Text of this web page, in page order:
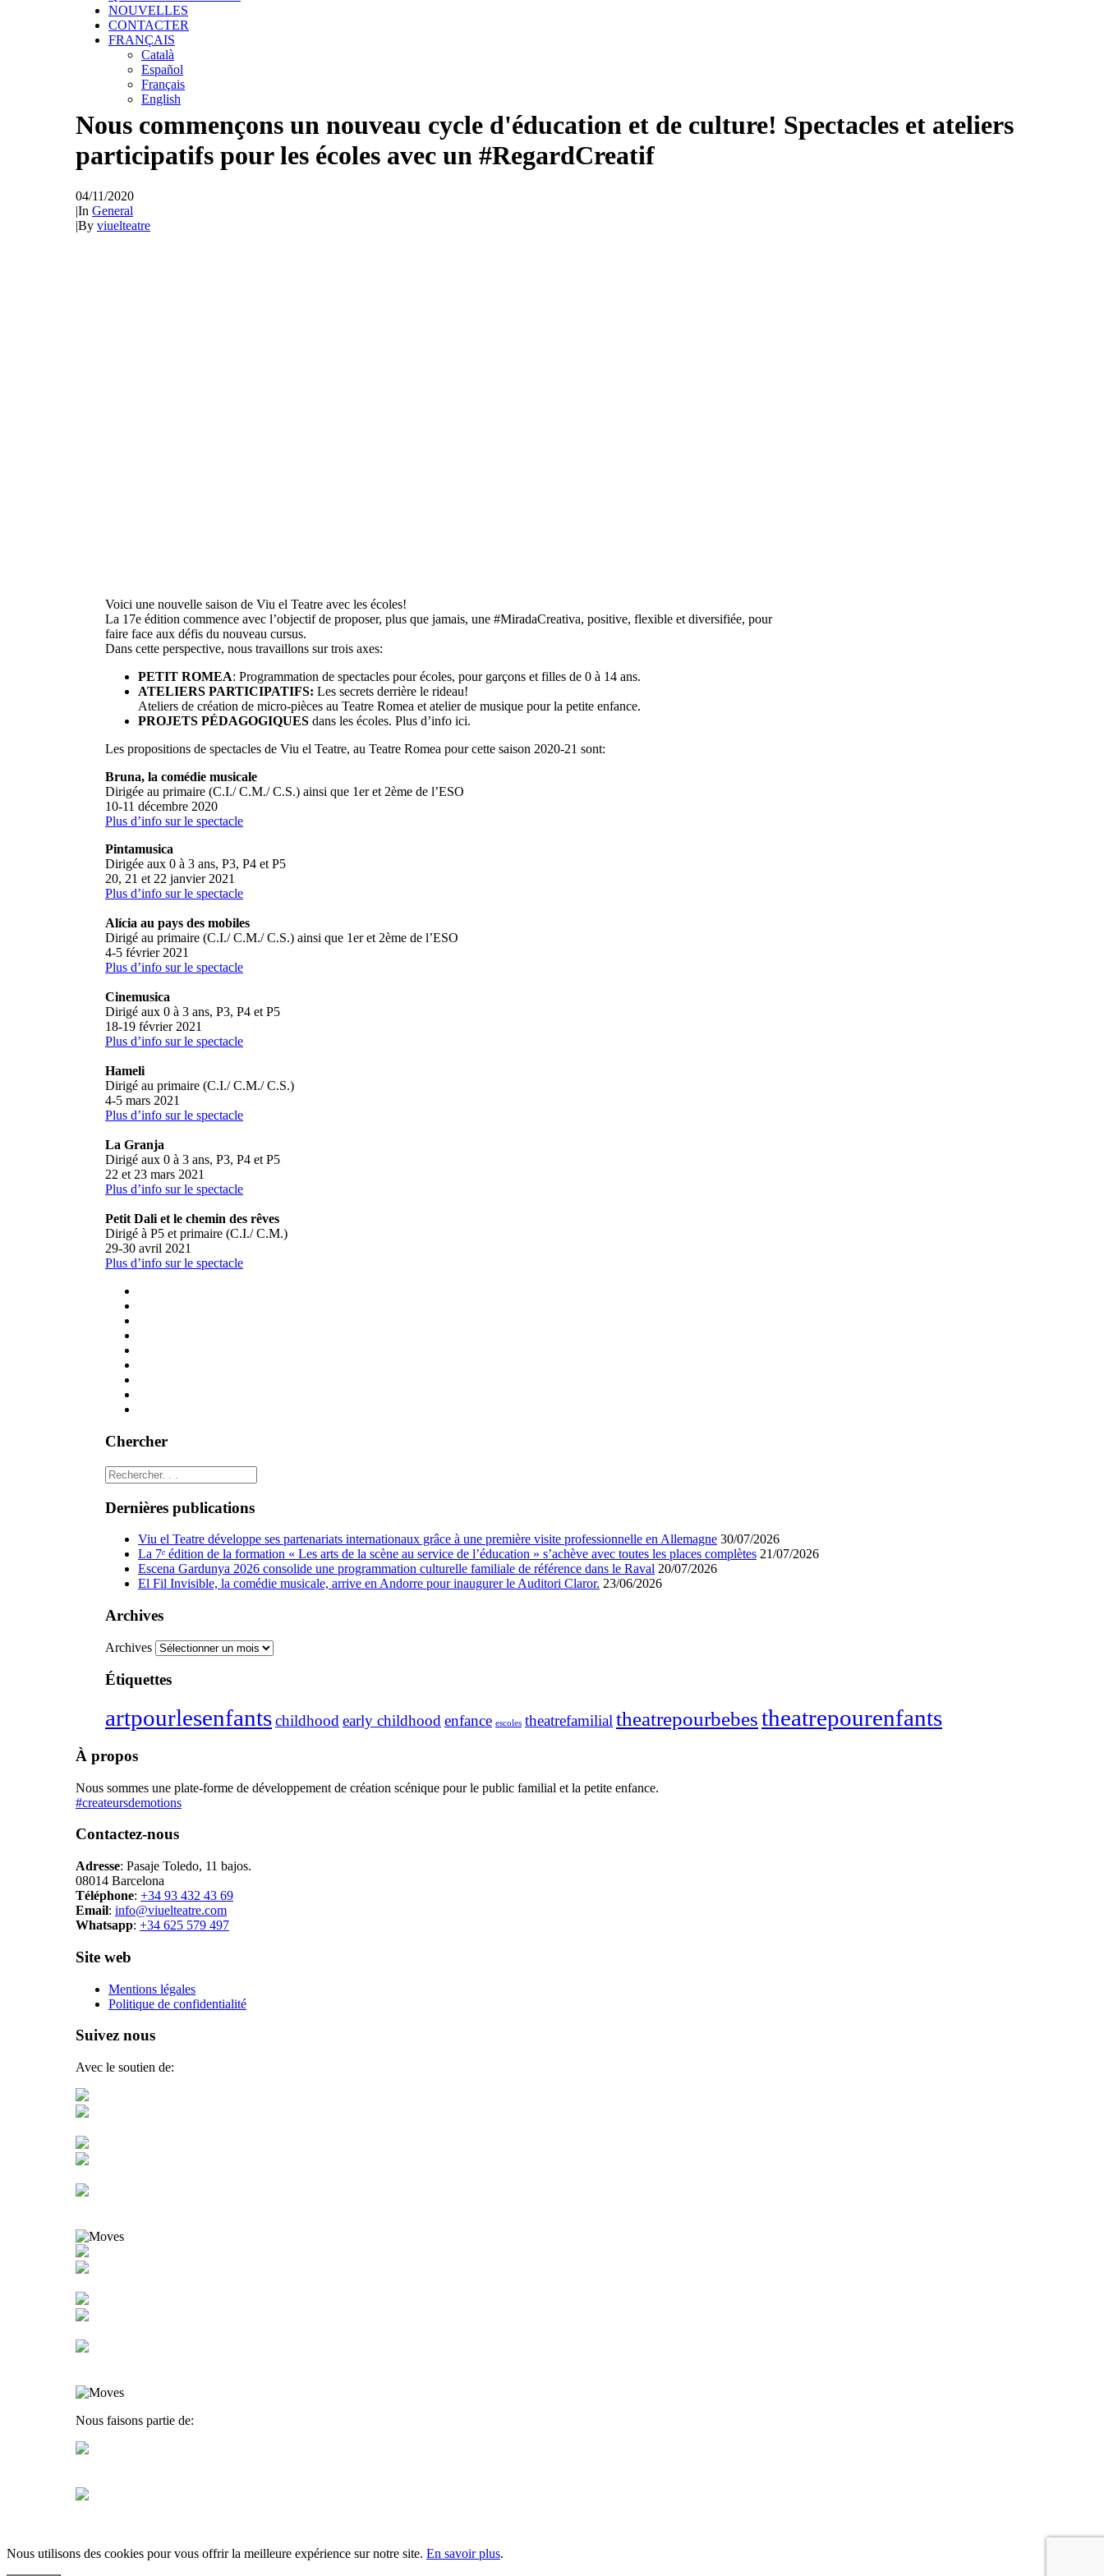
NOUVELLES
CONTACTER
FRANÇAIS
Català
Español
Français
English
Nous commençons un nouveau cycle d'éducation et de culture! Spectacles et ateliers
participatifs pour les écoles avec un #RegardCreatif
04/11/2020
|In General
|By viuelteatre
Voici une nouvelle saison de Viu el Teatre avec les écoles!
La 17e édition commence avec l’objectif de proposer, plus que jamais, une #MiradaCreativa, positive, flexible et diversifiée, pour
faire face aux défis du nouveau cursus.
Dans cette perspective, nous travaillons sur trois axes:
PETIT ROMEA: Programmation de spectacles pour écoles, pour garçons et filles de 0 à 14 ans.
ATELIERS PARTICIPATIFS: Les secrets derrière le rideau!
Ateliers de création de micro-pièces au Teatre Romea et atelier de musique pour la petite enfance.
PROJETS PÉDAGOGIQUES dans les écoles. Plus d’info ici.
Les propositions de spectacles de Viu el Teatre, au Teatre Romea pour cette saison 2020-21 sont:
Bruna, la comédie musicale
Dirigée au primaire (C.I./ C.M./ C.S.) ainsi que 1er et 2ème de l’ESO
10-11 décembre 2020
Plus d’info sur le spectacle
Pintamusica
Dirigée aux 0 à 3 ans, P3, P4 et P5
20, 21 et 22 janvier 2021
Plus d’info sur le spectacle
Alícia au pays des mobiles
Dirigé au primaire (C.I./ C.M./ C.S.) ainsi que 1er et 2ème de l’ESO
4-5 février 2021
Plus d’info sur le spectacle
Cinemusica
Dirigé aux 0 à 3 ans, P3, P4 et P5
18-19 février 2021
Plus d’info sur le spectacle
Hameli
Dirigé au primaire (C.I./ C.M./ C.S.)
4-5 mars 2021
Plus d’info sur le spectacle
La Granja
Dirigé aux 0 à 3 ans, P3, P4 et P5
22 et 23 mars 2021
Plus d’info sur le spectacle
Petit Dali et le chemin des rêves
Dirigé à P5 et primaire (C.I./ C.M.)
29-30 avril 2021
Plus d’info sur le spectacle
Chercher
Dernières publications
Viu el Teatre développe ses partenariats internationaux grâce à une première visite professionnelle en Allemagne 30/07/2026
La 7ᵉ édition de la formation « Les arts de la scène au service de l’éducation » s’achève avec toutes les places complètes 21/07/2026
Escena Gardunya 2026 consolide une programmation culturelle familiale de référence dans le Raval 20/07/2026
El Fil Invisible, la comédie musicale, arrive en Andorre pour inaugurer le Auditori Claror. 23/06/2026
Archives
Archives
Étiquettes
artpourlesenfantschildhood early childhood enfance escoles theatrefamilial theatrepourbebestheatrepourenfants
À propos
Nous sommes une plate-forme de développement de création scénique pour le public familial et la petite enfance.
#createursdemotions
Contactez-nous
Adresse: Pasaje Toledo, 11 bajos.
08014 Barcelona
Téléphone: +34 93 432 43 69
Email: info@viuelteatre.com
Whatsapp: +34 625 579 497
Site web
Mentions légales
Politique de confidentialité
Suivez nous
Avec le soutien de:
Nous faisons partie de:
Nous utilisons des cookies pour vous offrir la meilleure expérience sur notre site. En savoir plus.